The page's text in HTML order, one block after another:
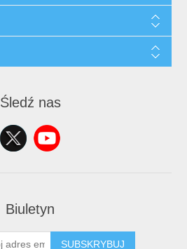
Śledź nas
Biuletyn
SUBSKRYBUJ